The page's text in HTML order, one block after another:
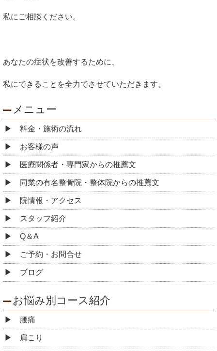
私にご相談ください。
あなたの症状を改善するために、
私にできることを全力でさせていただきます。
メニュー
料金・施術の流れ
お客様の声
医療関係者・専門家からの推薦文
同業の有名整骨院・整体院からの推薦文
院情報・アクセス
スタッフ紹介
Q＆A
ご予約・お問合せ
ブログ
お悩み別コース紹介
腰痛
肩こり